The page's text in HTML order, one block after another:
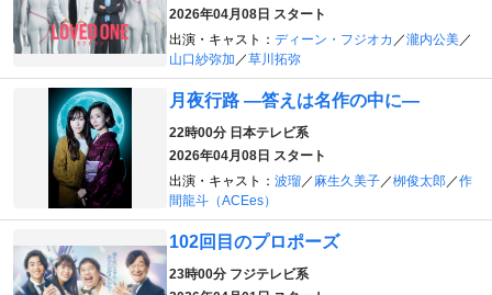
2026年04月08日 スタート
出演・キャスト： ディーン・フジオカ ／瀧内公美／
山口紗弥加 ／草川拓弥
月夜行路 ―答えは名作の中に―
22時00分 日本テレビ系
2026年04月08日 スタート
出演・キャスト： 波瑠／ 麻生久美子／栁俊太郎／作
間龍斗（ACEes）
102回目のプロポーズ
23時00分 フジテレビ系